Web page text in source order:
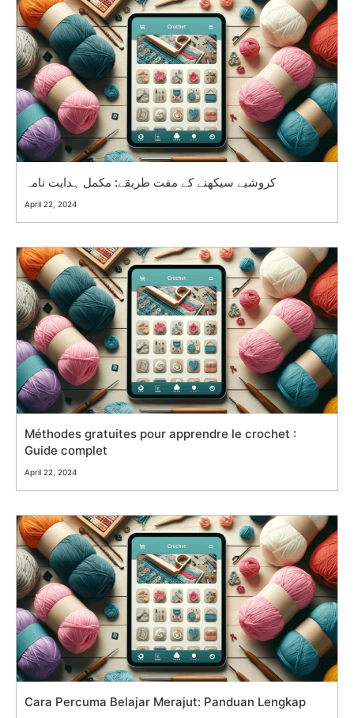
کروشیے سیکھنے کے مفت طریقے: مکمل ہدایت نامہ
April 22, 2024
Méthodes gratuites pour apprendre le crochet :
Guide complet
April 22, 2024
Cara Percuma Belajar Merajut: Panduan Lengkap